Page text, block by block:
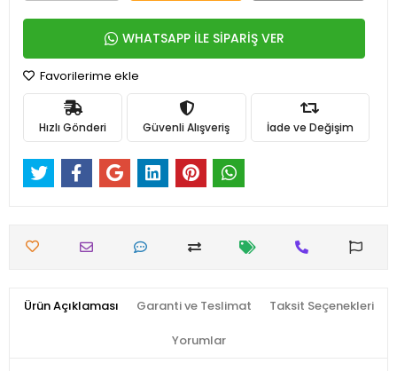
WHATSAPP İLE SİPARİŞ VER
Favorilerime ekle
Hızlı Gönderi Güvenli Alışveriş İade ve Değişim
Ürün Açıklaması Garanti ve Teslimat Taksit Seçenekleri
Yorumlar